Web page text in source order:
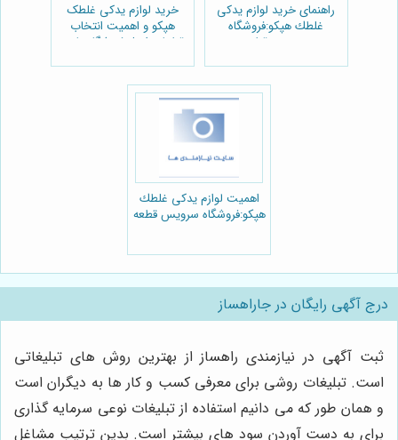
راهنمای خرید لوازم يدكى
غلطك هپكو:فروشگاه
سرویس قطعه
خرید لوازم یدکی غلطک
هپکو و اهمیت انتخاب
قطعات اصل:فروشگاه پارت
اهمیت لوازم يدكى غلطك
هپكو:فروشگاه سرویس قطعه
درج آگهی رایگان در جاراهساز
ثبت آگهی در نیازمندی راهساز از بهترین روش های تبلیغاتی
است. تبلیغات روشی برای معرفی کسب و کار ها به دیگران است
و همان طور که می دانیم استفاده از تبلیغات نوعی سرمایه گذاری
برای به دست آوردن سود های بیشتر است. بدین ترتیب مشاغل